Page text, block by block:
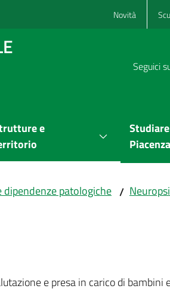
Novità
Seguici
e
Piacenza
dipendenze patologiche /
e presa in carico di